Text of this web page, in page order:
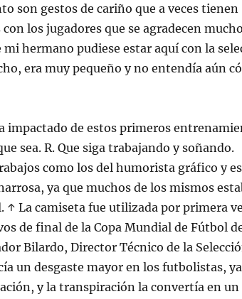
son gestos de cariño que a veces tienen
los jugadores que se agradecen
hermano pudiese estar aquí con la
era muy pequeño y no entendía aún
impactado de estos primeros
sea. R. Que siga trabajando y soñando.
como los del humorista gráfico y
ya que muchos de los mismos
↑ La camiseta fue utilizada por primera
de final de la Copa Mundial de Fútbol
Bilardo, Director Técnico de la
un desgaste mayor en los futbolistas,
y la transpiración la convertía en un